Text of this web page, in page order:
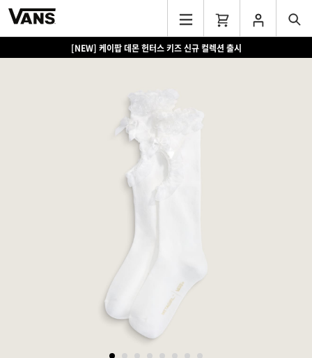
[NEW] 케이팝 데몬 헌터스 키즈 신규 컬렉션 출시
[EVENT] 15만원 이상 구매 시 쿨러백 증정